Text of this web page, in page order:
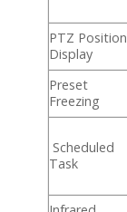
PTZ Position
Display
Preset
Freezing
Scheduled
Task